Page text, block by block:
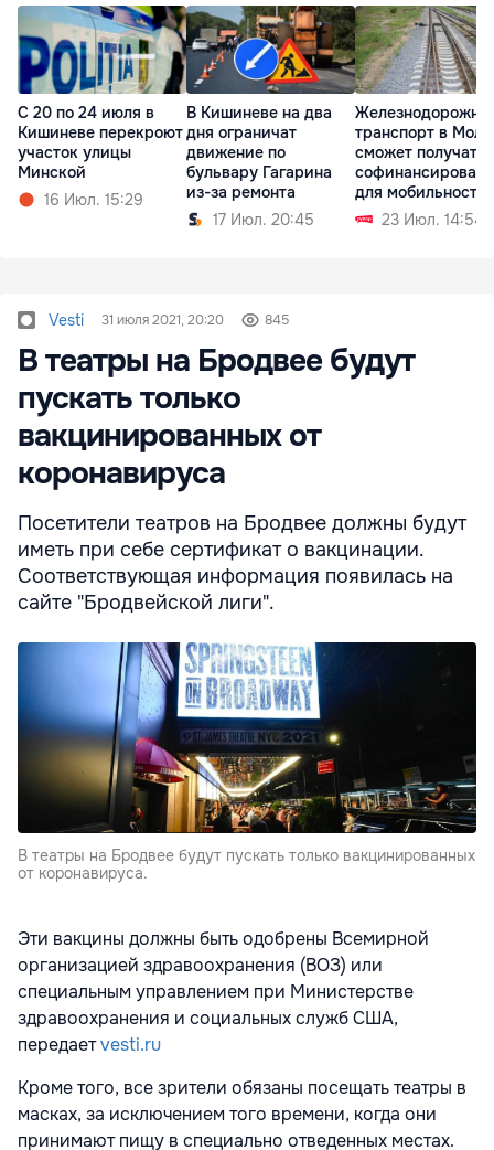
С 20 по 24 июля в
Кишиневе перекроют
участок улицы
Минской
16 Июл. 15:29
В Кишиневе на два
дня ограничат
движение по
бульвару Гагарина
из-за ремонта
17 Июл. 20:45
транспорт в
сможет получать
для мобильности
23 Июл. 14:54
Vesti 31 июля 2021, 20:20 845
В театры на Бродвее будут
пускать только
вакцинированных от
коронавируса
Посетители театров на Бродвее должны будут
иметь при себе сертификат о вакцинации.
Соответствующая информация появилась на
сайте "Бродвейской лиги".
В театры на Бродвее будут пускать только вакцинированных
от коронавируса.
Эти вакцины должны быть одобрены Всемирной
организацией здравоохранения (ВОЗ) или
специальным управлением при Министерстве
здравоохранения и социальных служб США,
передаетvesti.ru
Кроме того, все зрители обязаны посещать театры в
масках, за исключением того времени, когда они
принимают пищу в специально отведенных местах.